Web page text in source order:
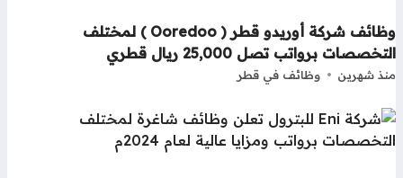
وظائف شركة أوريدو قطر ( Ooredoo ) لمختلف
برواتب تصل 25,000 ريال قطري
شهرين وظائف في قطر